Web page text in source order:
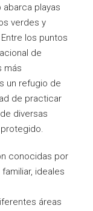
abarca playas
verdes y
los puntos
de
más
un refugio de
de practicar
diversas
conocidas por
ideales
áreas